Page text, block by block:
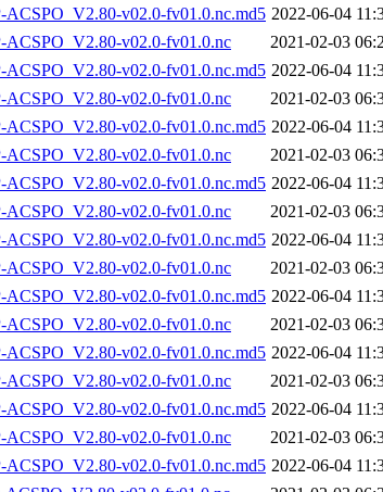
v02.0-fv01.0.nc.md5 2022-06-04
v02.0-fv01.0.nc
2021-02-03
v02.0-fv01.0.nc.md5 2022-06-04
v02.0-fv01.0.nc
2021-02-03
v02.0-fv01.0.nc.md5 2022-06-04
v02.0-fv01.0.nc
2021-02-03
v02.0-fv01.0.nc.md5 2022-06-04
v02.0-fv01.0.nc
2021-02-03
v02.0-fv01.0.nc.md5 2022-06-04
v02.0-fv01.0.nc
2021-02-03
v02.0-fv01.0.nc.md5 2022-06-04
v02.0-fv01.0.nc
2021-02-03
v02.0-fv01.0.nc.md5 2022-06-04
v02.0-fv01.0.nc
2021-02-03
v02.0-fv01.0.nc.md5 2022-06-04
v02.0-fv01.0.nc
2021-02-03
v02.0-fv01.0.nc.md5 2022-06-04